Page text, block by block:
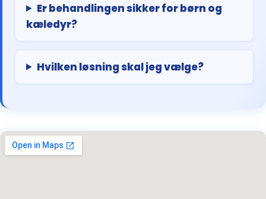
Er behandlingen sikker for børn og
kæledyr?
Hvilken løsning skal jeg vælge?